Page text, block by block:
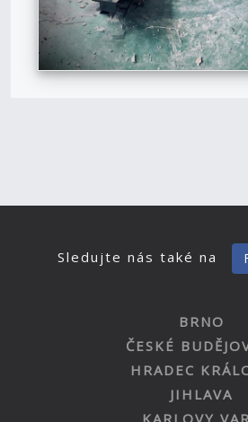
Sledujte nás také na
BRNO
ČESKÉ
HRADEC
JIHLAVA